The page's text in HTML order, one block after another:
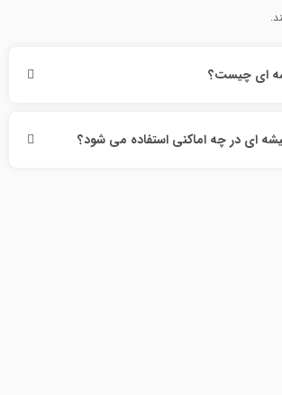
ای چیست؟
ای در چه اماکنی استفاده می شود؟